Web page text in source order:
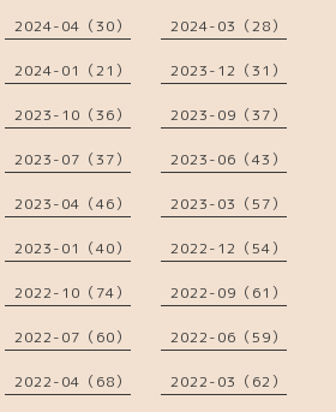
2024-04（30） 2024-03（28）
2024-01（21） 2023-12（31）
2023-10（36） 2023-09（37）
2023-07（37） 2023-06（43）
2023-04（46） 2023-03（57）
2023-01（40） 2022-12（54）
2022-10（74） 2022-09（61）
2022-07（60） 2022-06（59）
2022-04（68） 2022-03（62）